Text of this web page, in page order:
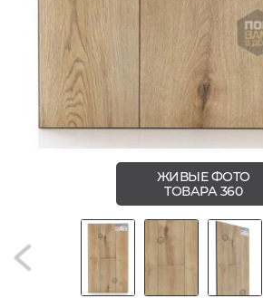
ЖИВЫЕ ФОТО
ТОВАРА 360